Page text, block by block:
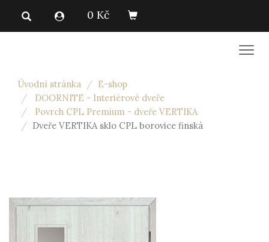
0 Kč
Úvodní stránka
E-shop
DOORNITE - Interiérové dveře
Povrch CPL Premium - dveře VERTIKA
Dveře VERTIKA sklo CPL borovice finská